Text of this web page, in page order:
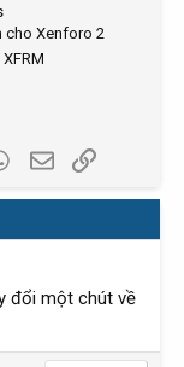
cho Xenforo 2
WhatsApp
EmailLink
đổi một chút về